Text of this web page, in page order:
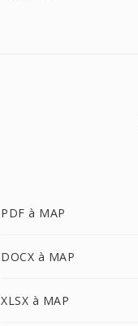
PDF à MAP
DOCX à MAP
XLSX à MAP